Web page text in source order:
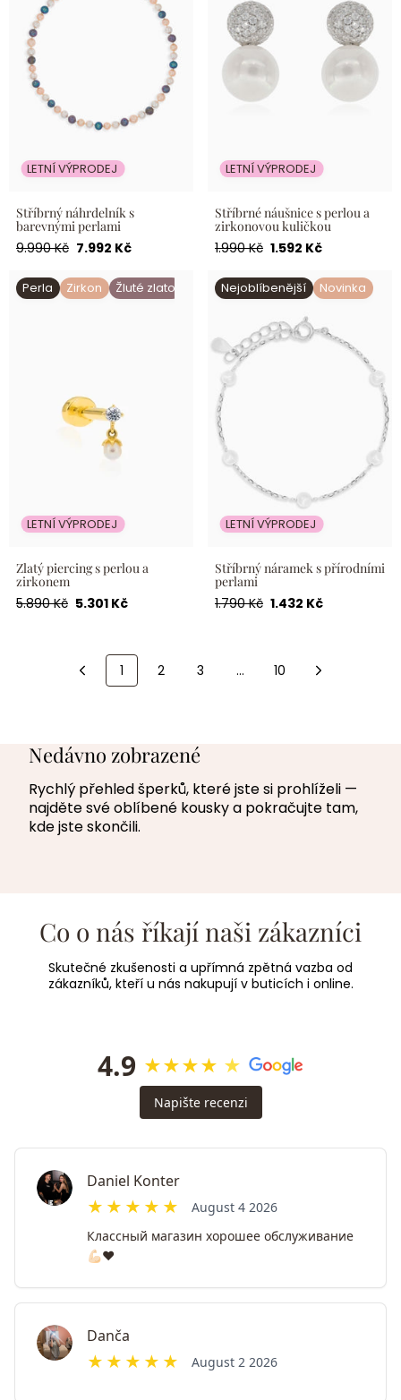
LETNÍ VÝPRODEJ
Stříbrný náhrdelník s
barevnými perlami
Běžná
9.990 Kč Akční
7.992 Kč
LETNÍ VÝPRODEJ
Stříbrné náušnice s perlou a
zirkonovou kuličkou
Běžná
1.990 Kč Akční
1.592 Kč
Perla Zirkon Žluté zlato
LETNÍ VÝPRODEJ
Zlatý piercing s perlou a
zirkonem
Zlatý piercing s perlou a
zirkonem
Běžná
5.890 Kč Akční
5.301 Kč
Nejoblíbenější Novinka
LETNÍ VÝPRODEJ
Stříbrný náramek s
přírodními perlami
Stříbrný náramek s přírodními
perlami
Běžná
1.790 Kč Akční
1.432 Kč
1 2 3 … 10
Nedávno zobrazené
Rychlý přehled šperků, které jste si prohlíželi —
najděte své oblíbené kousky a pokračujte tam,
kde jste skončili.
Co o nás říkají naši zákazníci
Skutečné zkušenosti a upřímná zpětná vazba od
zákazníků, kteří u nás nakupují v buticích i online.